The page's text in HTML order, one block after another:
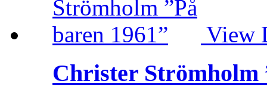
View
Christer Strömholm